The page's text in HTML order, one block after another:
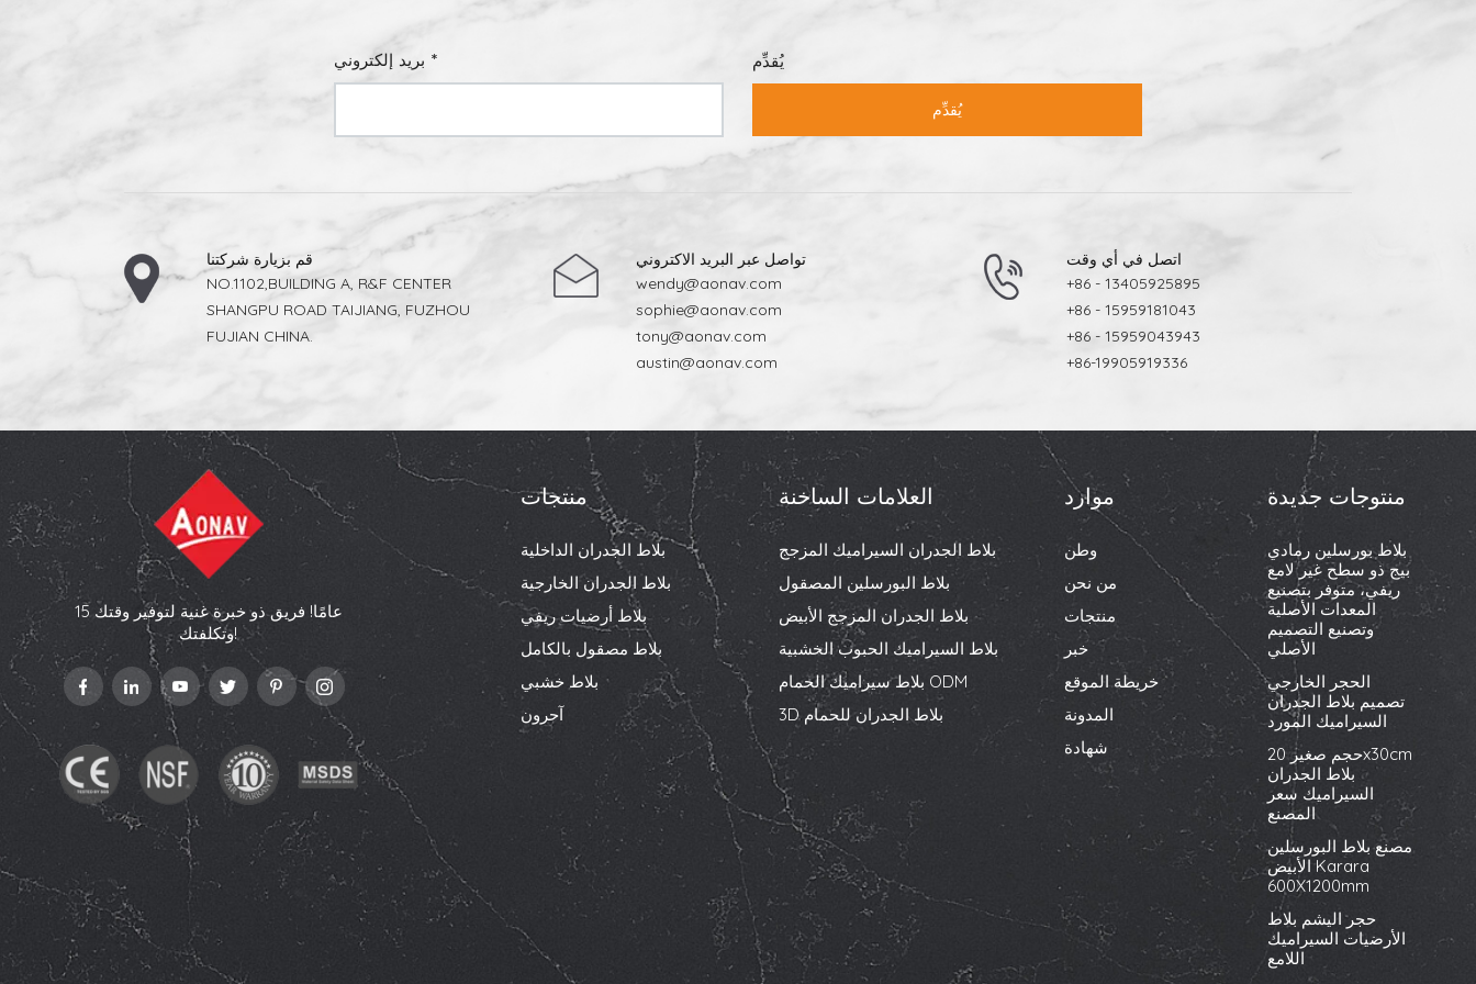
المنخفضة، فلا يزال بإمكان بلاط السيراميك أن يكون حلاً عمليًا وفعالًا من حيث التكلفة. في نهاية المطاف، لكلتا المادتين مزاياها، ولكن بالنسبة للمشاريع
بريد إلكتروني * يُقدِّم
يُقدِّم
قم بزيارة شركتنا
NO.1102,BUILDING A, R&F CENTER
SHANGPU ROAD TAIJIANG, FUZHOU
FUJIAN CHINA.
تواصل عبر البريد الاكتروني
wendy@aonav.com
sophie@aonav.com
tony@aonav.com
austin@aonav.com
اتصل في أي وقت
+86 - 13405925895
+86 - 15959181043
+86 - 15959043943
+86-19905919336
15 عامًا! فريق ذو خبرة غنية لتوفير وقتك
وتكلفتك!
منتجات
بلاط الجدران الداخلية
بلاط الجدران الخارجية
بلاط أرضيات ريفي
بلاط مصقول بالكامل
بلاط خشبي
آحرون
العلامات الساخنة
بلاط الجدران السيراميك المزجج
بلاط البورسلين المصقول
بلاط الجدران المزجج الأبيض
بلاط السيراميك الحبوب الخشبية
بلاط سيراميك الحمام ODM
3D بلاط الجدران للحمام
موارد
وطن
من نحن
منتجات
خبر
خريطة الموقع
المدونة
شهادة
منتوجات جديدة
بلاط بورسلين رمادي
بيج ذو سطح غير لامع
ريفي، متوفر بتصنيع
المعدات الأصلية
وتصنيع التصميم
الأصلي
الحجر الخارجي
تصميم بلاط الجدران
السيراميك المورد
حجم صغير 20x30cm
بلاط الجدران
السيراميك سعر
المصنع
مصنع بلاط البورسلين
الأبيض Karara
600X1200mm
حجر اليشم بلاط
الأرضيات السيراميك
اللامع